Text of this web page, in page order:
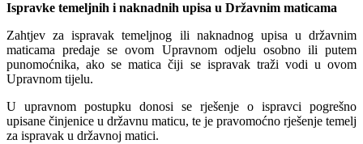
Ispravke temeljnih i naknadnih upisa u Državnim maticama
Zahtjev za ispravak temeljnog ili naknadnog upisa u državnim
maticama predaje se ovom Upravnom odjelu osobno ili putem
punomoćnika, ako se matica čiji se ispravak traži vodi u ovom
Upravnom tijelu.
U upravnom postupku donosi se rješenje o ispravci pogrešno
upisane činjenice u državnu maticu, te je pravomoćno rješenje temelj
za ispravak u državnoj matici.